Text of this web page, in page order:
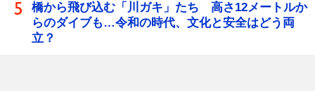
橋から飛び込む「川ガキ」たち 高さ12メートルか
らのダイブも…令和の時代、文化と安全はどう両
立？